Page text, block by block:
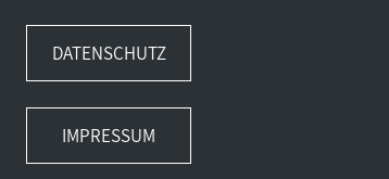
DATENSCHUTZ
IMPRESSUM